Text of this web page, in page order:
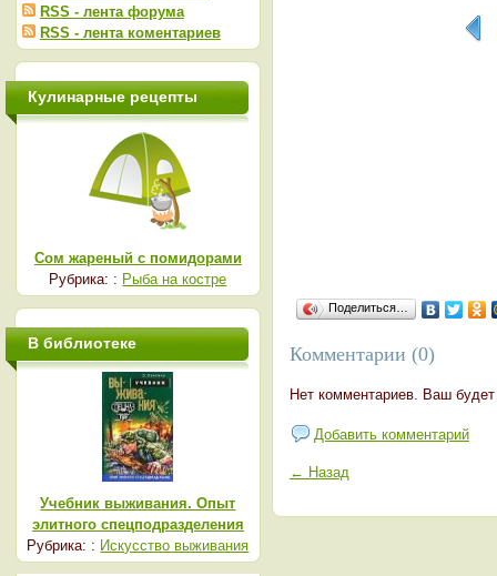
Поделиться…
Комментарии (0)
Нет комментариев. Ваш
Добавить комментарий
← Назад
RSS - лента форума
RSS - лента коментариев
Кулинарные рецепты
Сом жареный с помидорами
Рубрика: : Рыба на костре
В библиотеке
Учебник выживания. Опыт
элитного спецподразделения
Рубрика: : Искусство выживания